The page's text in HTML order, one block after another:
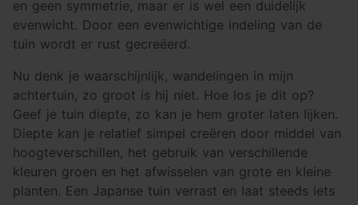
en geen symmetrie, maar er is wel een duidelijk
evenwicht. Door een evenwichtige indeling van de
tuin wordt er rust gecreëerd.
Nu denk je waarschijnlijk, wandelingen in mijn
achtertuin, zo groot is hij niet. Hoe los je dit op?
Geef je tuin diepte, zo kan je hem groter laten lijken.
Diepte kan je relatief simpel creëren door middel van
hoogteverschillen, het gebruik van verschillende
kleuren groen en het afwisselen van grote en kleine
planten. Een Japanse tuin verrast en laat steeds iets